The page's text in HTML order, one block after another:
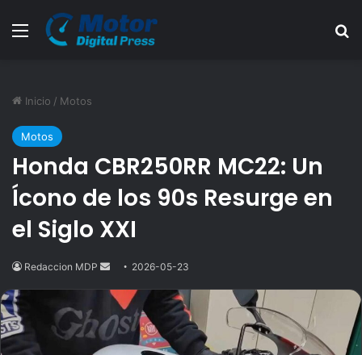
Menú
Inicio / Motos
Motos
Honda CBR250RR MC22: Un
Ícono de los 90s Resurge en
el Siglo XXI
Redaccion MDP
Send
email
2026-05-23